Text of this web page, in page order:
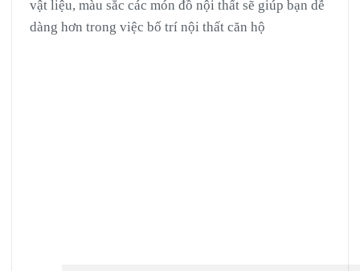
vật liệu, màu sắc các món đồ nội thất sẽ giúp bạn dễ
dàng hơn trong việc bố trí nội thất căn hộ